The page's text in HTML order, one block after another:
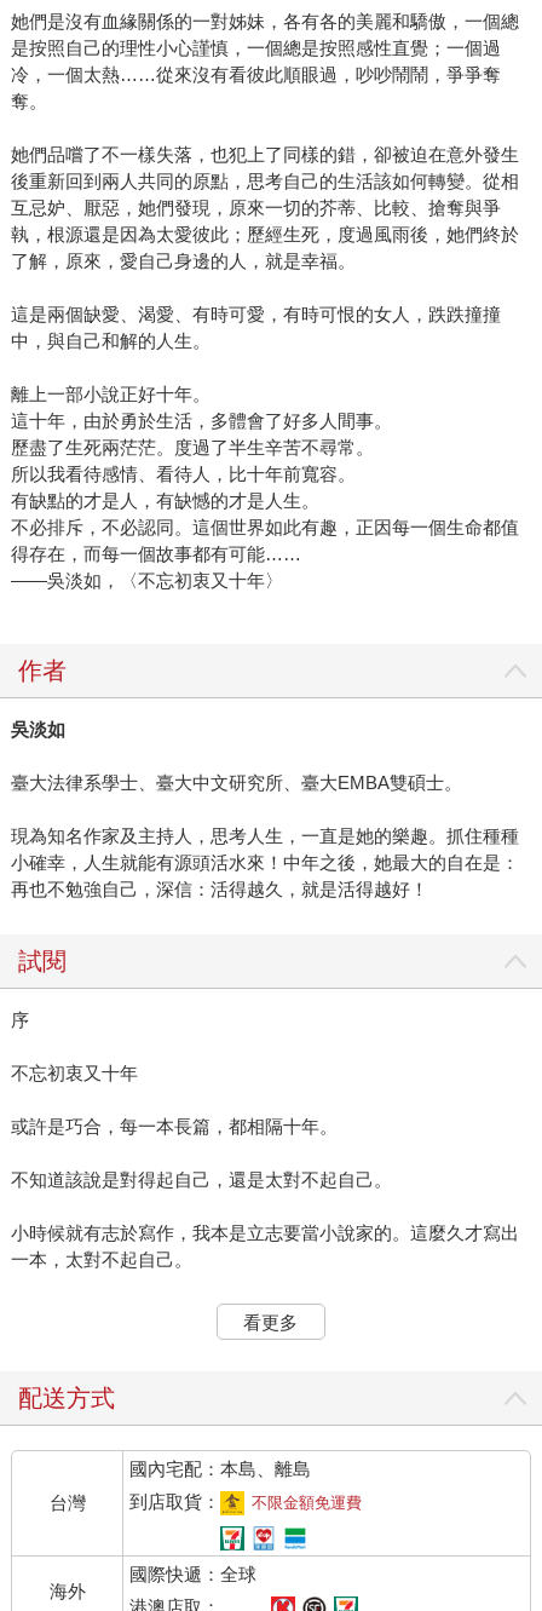
發，第一本《人生實用商學院：誰偷了你的錢？》她以自身
經驗告訴讀者理財前要先改變對錢的想法，第二本則主要提
供策略心法，用簡單的語彙破除理財謬論與迷思。吳淡如以
對方針保護自己的財富，以及錯誤的理財方式並不會達到正
確的結果。 透過今年的這兩本著作與多元的人生路徑，吳淡
如向世界展示，人生不只有一種可能。因此在獲得今年度金
石堂年度風雲作家的殊榮時，更希望透過獎項為讀者帶來更
多的影響力。關於得獎，吳淡如也不改一貫的瀟灑率性表
示：「謝謝金石堂、謝謝讀者，我很少得獎，無論如何，我
會寫下去，不管得獎與不得獎，對我而言，我只想成為真實
能夠鼓勵大家好好生活的作者。」
她們是沒有血緣關係的一對姊妹，各有各的美麗和驕傲，一個總
是按照自己的理性小心謹慎，一個總是按照感性直覺；一個過
冷，一個太熱……從來沒有看彼此順眼過，吵吵鬧鬧，爭爭奪
奪。
她們品嚐了不一樣失落，也犯上了同樣的錯，卻被迫在意外發生
後重新回到兩人共同的原點，思考自己的生活該如何轉變。從相
互忌妒、厭惡，她們發現，原來一切的芥蒂、比較、搶奪與爭
執，根源還是因為太愛彼此；歷經生死，度過風雨後，她們終於
了解，原來，愛自己身邊的人，就是幸福。
這是兩個缺愛、渴愛、有時可愛，有時可恨的女人，跌跌撞撞
中，與自己和解的人生。
離上一部小說正好十年。
這十年，由於勇於生活，多體會了好多人間事。
歷盡了生死兩茫茫。度過了半生辛苦不尋常。
所以我看待感情、看待人，比十年前寬容。
有缺點的才是人，有缺憾的才是人生。
不必排斥，不必認同。這個世界如此有趣，正因每一個生命都值
得存在，而每一個故事都有可能……
——吳淡如，〈不忘初衷又十年〉
作者
吳淡如
臺大法律系學士、臺大中文研究所、臺大EMBA雙碩士。
現為知名作家及主持人，思考人生，一直是她的樂趣。抓住種種
小確幸，人生就能有源頭活水來！中年之後，她最大的自在是：
再也不勉強自己，深信：活得越久，就是活得越好！
試閱
序
不忘初衷又十年
或許是巧合，每一本長篇，都相隔十年。
不知道該說是對得起自己，還是太對不起自己。
小時候就有志於寫作，我本是立志要當小說家的。這麼久才寫出
一本，太對不起自己。
沒有拿寫長篇來折磨自己，又很對得起自己。
因為難。一直想寫，一直沒寫，的確是才能有限，時間有限，還
說道理對我來說，似乎比較容易。我本來就是個「按自己道理」
來活的人。義正辭嚴的說我想說的，並不困難。
而小說的道理是隱晦的。太愛講道理的人，會破壞寫小說需要醞
釀的某種曲折的情調。（嘿，你都自己那麼挺身大大方方的出來
說了，何須用小說中的人物來闡述心思呢？）
看更多
配送方式
台灣
國內宅配：本島、離島
到店取貨：
不限金額免運費
海外
國際快遞：全球